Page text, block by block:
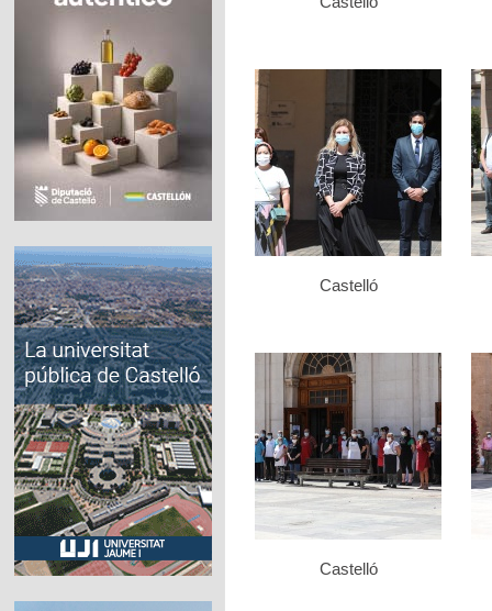
Castelló
Castelló